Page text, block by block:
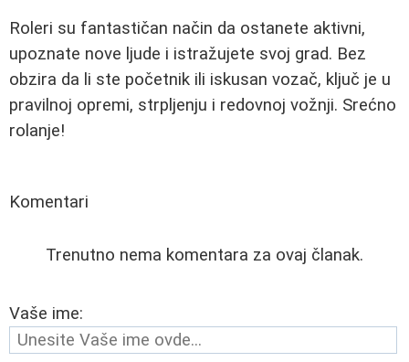
Roleri su fantastičan način da ostanete aktivni,
upoznate nove ljude i istražujete svoj grad. Bez
obzira da li ste početnik ili iskusan vozač, ključ je u
pravilnoj opremi, strpljenju i redovnoj vožnji. Srećno
rolanje!
Komentari
Trenutno nema komentara za ovaj članak.
Vaše ime: